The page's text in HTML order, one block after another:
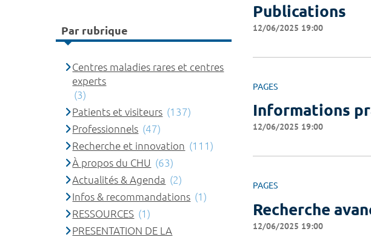
Publications
12/06/2025 19:00
PAGES
Informations
12/06/2025 19:00
PAGES
Recherche
12/06/2025 19:00
Par rubrique
Centres maladies rares et centres
experts
(3)
Patients et visiteurs (137)
Professionnels (47)
Recherche et innovation (111)
À propos du CHU (63)
Actualités & Agenda (2)
Infos & recommandations (1)
RESSOURCES (1)
PRESENTATION DE LA